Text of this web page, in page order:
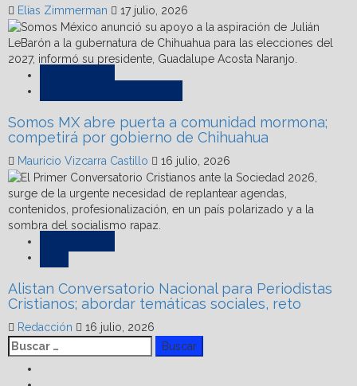
Elías Zimmerman 17 julio, 2026
Somos MX abre puerta a comunidad mormona;
competirá por gobierno de Chihuahua
Mauricio Vizcarra Castillo 16 julio, 2026
Alistan Conversatorio Nacional para Periodistas
Cristianos; abordar temáticas sociales, reto
Redacción
16 julio, 2026
Buscar: